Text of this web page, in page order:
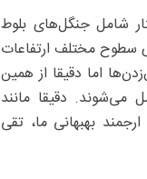
۷۰‌درصد رویشگاه‌های زاگرس با وسعت ۶‌میلیون‌هکتار شامل جنگل‌های بلوط
سطوح مختلف ارتفاعات
آتش‌زدن‌ها اما دقیقا از همین
می‌شوند. دقیقا مانند
بهبهانی ما، تقی